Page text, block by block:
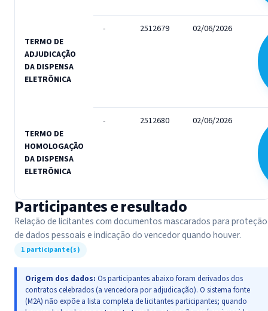
TERMO DE
ADJUDICAÇÃO
DA DISPENSA
ELETRÔNICA
- 2512679 02/06/2026
TERMO DE
HOMOLOGAÇÃO
DA DISPENSA
ELETRÔNICA
- 2512680 02/06/2026
Participantes e resultado
Relação de licitantes com documentos mascarados para proteção
de dados pessoais e indicação do vencedor quando houver.
1 participante(s)
Origem dos dados: Os participantes abaixo foram derivados dos
contratos celebrados (a vencedora por adjudicação). O sistema fonte
(M2A) não expõe a lista completa de licitantes participantes; quando